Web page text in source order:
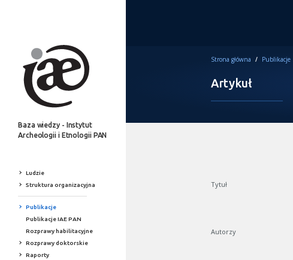
Baza wiedzy - Instytut
Archeologii i Etnologii PAN
Ludzie
Struktura organizacyjna
Publikacje
Publikacje IAE PAN
Rozprawy habilitacyjne
Rozprawy doktorskie
Raporty
Strona główna / Publikacje
Artykuł
Tytuł
Autorzy